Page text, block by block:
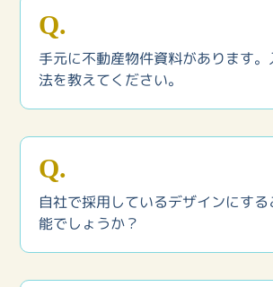
可能です。最低発注量、最低発注金
ん。ただし、事前にチケット※の購
ております。
※チケットの種類（全て税込価格）／3件分
33,000円
Q.
手元に不動産物件資料があります。
法を教えてください。
新規会員登録完了後、メールにてお
イページ」にログインができるIDと
お送りいたします。お手元に届き
ージ」よりご入稿いただけます。詳
Q.
自社で採用しているデザインにする
能でしょうか？